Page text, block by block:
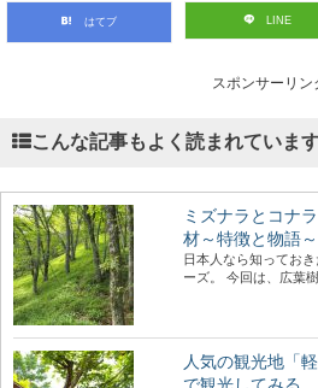
はてブ LINE
スポンサーリン
こんな記事もよく読まれていま
ミズナラとコナ
材～特徴と物語～
日本人なら知ってお
ーズ。 今回は、広葉
人気の観光地「